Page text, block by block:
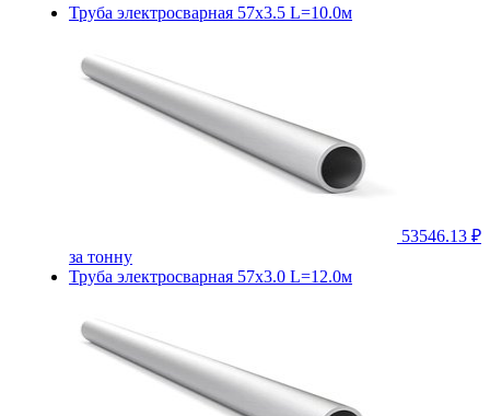
Труба электросварная 57х3.5 L=10.0м
53546.13 ₽
за тонну
Труба электросварная 57х3.0 L=12.0м